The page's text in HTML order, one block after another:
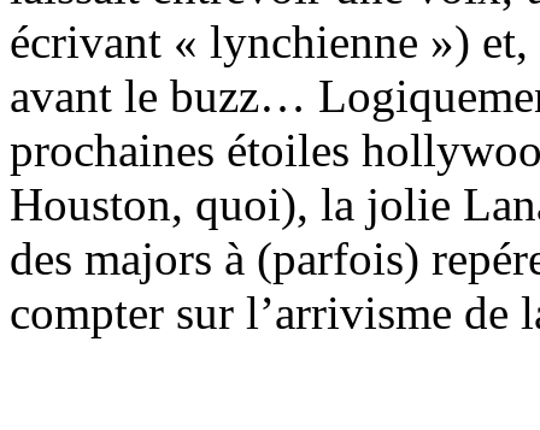
écrivant « lynchienne ») et,
avant le buzz…
prochaines étoiles
Houston, quoi), la jolie
des majors à (parfois)
compter sur l’arrivisme